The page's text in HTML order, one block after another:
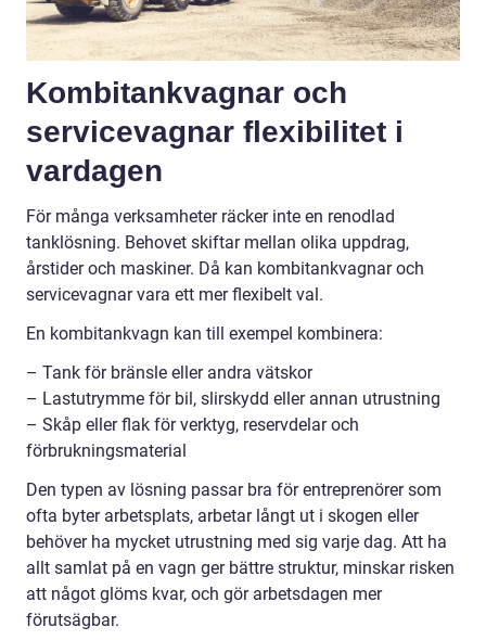
Kombitankvagnar och
servicevagnar flexibilitet i
vardagen
För många verksamheter räcker inte en renodlad
tanklösning. Behovet skiftar mellan olika uppdrag,
årstider och maskiner. Då kan kombitankvagnar och
servicevagnar vara ett mer flexibelt val.
En kombitankvagn kan till exempel kombinera:
– Tank för bränsle eller andra vätskor
– Lastutrymme för bil, slirskydd eller annan utrustning
– Skåp eller flak för verktyg, reservdelar och
förbrukningsmaterial
Den typen av lösning passar bra för entreprenörer som
ofta byter arbetsplats, arbetar långt ut i skogen eller
behöver ha mycket utrustning med sig varje dag. Att ha
allt samlat på en vagn ger bättre struktur, minskar risken
att något glöms kvar, och gör arbetsdagen mer
förutsägbar.